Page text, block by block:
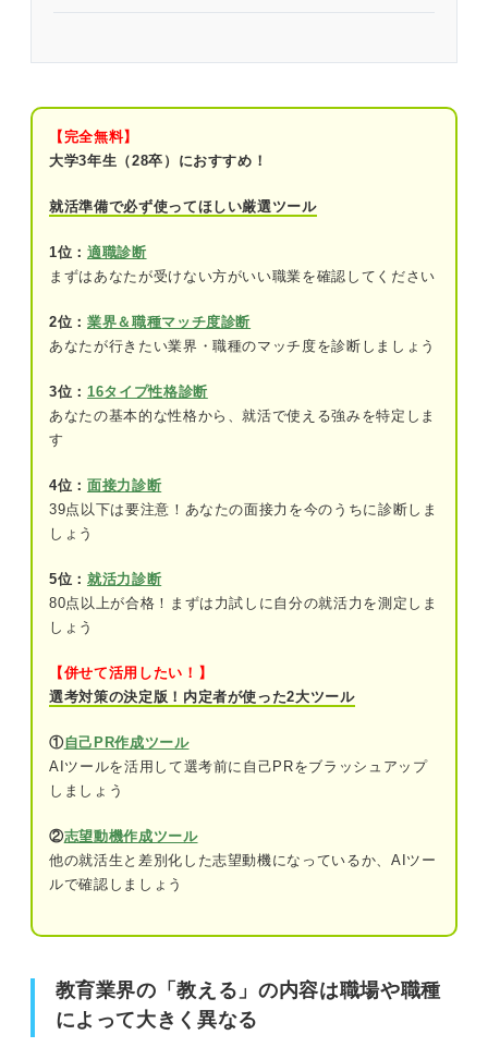
まずは確認！ 教育業界の概要と基礎情報
現状と今後の展望を把握しておこう！ 教育業界の
課題①少子化による学習塾の倒産が増加し
課題②世帯所得や地方による教育格差の拡
変化①センター試験の廃止に伴う大学入学
変化②2020年から学習指導要領改訂が開始
変化③英語とプログラミング学習の需要が
増えている
将来性②2019年からGIGAスクール構想が開
これからの教育業界はどうなる？ 少子化による影
図で丸わかり！ 教育業界の2種類のビジネスモデル
企業向けの教育事業
塾以外も多数存在！ 7つの職場から見る教育業界の
学習塾・予備校
【完全無料】
大学3年生（28卒）におすすめ！
就活準備で必ず使ってほしい厳選ツール
1位： 適職診断
まずはあなたが受けない方がいい職業を確認してください
2位： 業界＆職種マッチ度診断
あなたが行きたい業界・職種のマッチ度を診断しましょう
3位： 16タイプ性格診断
あなたの基本的な性格から、就活で使える強みを特定しま
す
4位： 面接力診断
39点以下は要注意！あなたの面接力を今のうちに診断しま
しょう
5位： 就活力診断
80点以上が合格！まずは力試しに自分の就活力を測定しま
しょう
【併せて活用したい！】
選考対策の決定版！内定者が使った2大ツール
①自己PR作成ツール
AIツールを活用して選考前に自己PRをブラッシュアップ
しましょう
②志望動機作成ツール
他の就活生と差別化した志望動機になっているか、AIツー
ルで確認しましょう
教育業界の「教える」の内容は職場や職種
によって大きく異なる
教育業界の「教える」の内容は職場や職種によって大きく
まずは確認！ 教育業界の概要と基礎情報
現状と今後の展望を把握しておこう！ 教育業界の将来性